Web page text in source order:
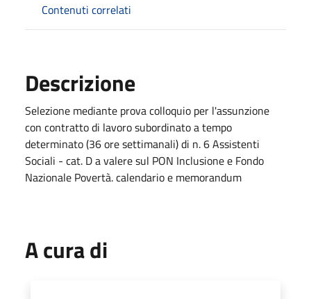
Contenuti correlati
Descrizione
Selezione mediante prova colloquio per l'assunzione
con contratto di lavoro subordinato a tempo
determinato (36 ore settimanali) di n. 6 Assistenti
Sociali - cat. D a valere sul PON Inclusione e Fondo
Nazionale Povertà. calendario e memorandum
A cura di